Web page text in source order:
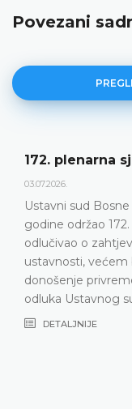
Povezani
Dnevni red
23.06.2026.
Ustavni sud
plenarnu
DETALJNIJE